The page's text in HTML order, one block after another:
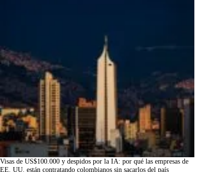
Visas de US$100.000 y despidos por la IA: por qué las empresas de
EE. UU. están contratando colombianos sin sacarlos del país